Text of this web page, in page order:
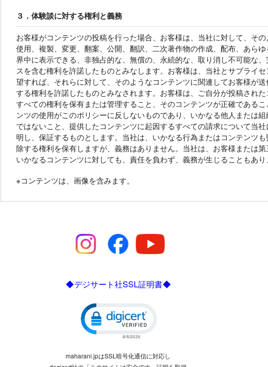
３．体験談に対する権利と義務
お客様がコンテンツの投稿を行った場合、お客様は、当社に対して、そ
使用、複製、変更、翻案、公開、翻訳、二次著作物の作成、配布、あら
界中に表示できる、非独占的な、無償の、永続的な、取り消し不可能な
スを含む権利を許諾したものとみなします。お客様は、当社とサブライ
望すれば、それらに対して、そのようなコンテンツに関連してお客様が
する権利を許諾したものとみなされます。お客様は、ご自分が投稿され
すべての権利を保有または管理すること、そのコンテンツが正確である
ンツの使用がこのポリシーに反しないものであり、いかなる他人または
ではないこと、提供したコンテンツに起因するすべての請求について当
明し、保証するものとします。当社は、いかなる行為またはコンテンツ
除する権利を保有しますが、義務はありません。当社は、お客様または
いかなるコンテンツに対しても、責任を負わず、義務が生じることもあり
※コンテンツは、画像を含みます。
◆デジサート社SSL証明書◆
maharani.jpはSSL暗号化通信に対応し